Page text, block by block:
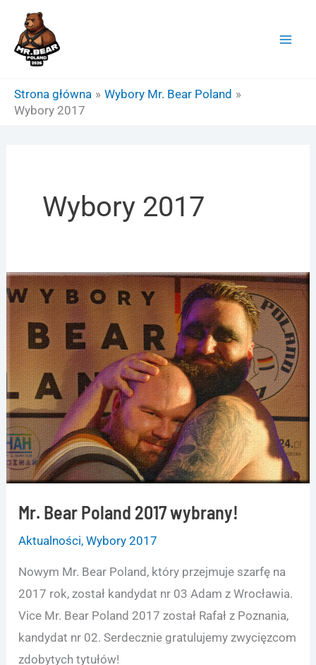
Przejdź
treści
Strona główna
Wybory Mr. Bear Poland
Wybory 2017
Wybory 2017
Mr. Bear Poland 2017 wybrany!
Aktualności,Wybory 2017
Nowym Mr. Bear Poland, który przejmuje szarfę na
2017 rok, został kandydat nr 03 Adam z Wrocławia.
Vice Mr. Bear Poland 2017 został Rafał z Poznania,
kandydat nr 02. Serdecznie gratulujemy zwycięzcom
zdobytych tytułów!